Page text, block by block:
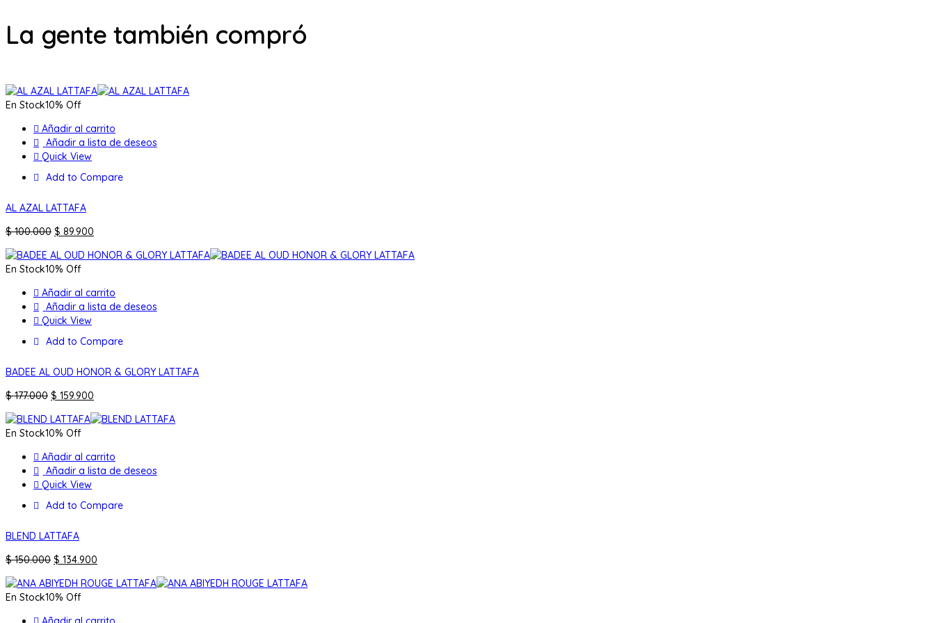
La gente también compró
En Stock10% Off
Añadir al carrito
Añadir a lista de deseos
Quick View
Add to Compare
AL AZAL LATTAFA
$100.000 El
original
era:
$ 100.000.
$ 89.900
actual
$ 89.900.
En Stock10% Off
Añadir al carrito
Añadir a lista de deseos
Quick View
Add to Compare
BADEE AL OUD HONOR & GLORY LATTAFA
$177.000 El
original
era:
$ 177.000.
$ 159.900
actual
$ 159.900.
En Stock10% Off
Añadir al carrito
Añadir a lista de deseos
Quick View
Add to Compare
BLEND LATTAFA
$150.000 El
original
era:
$ 150.000.
$ 134.900
actual
$ 134.900.
En Stock10% Off